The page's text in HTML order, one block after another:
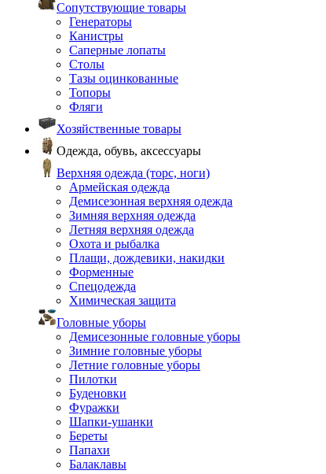
Сопутствующие товары
Генераторы
Канистры
Саперные лопаты
Столы
Тазы оцинкованные
Топоры
Фляги
Хозяйственные товары
Одежда, обувь, аксессуары
Верхняя одежда (торс, ноги)
Армейская одежда
Демисезонная верхняя одежда
Зимняя верхняя одежда
Летняя верхняя одежда
Охота и рыбалка
Плащи, дождевики, накидки
Форменные
Спецодежда
Химическая защита
Головные уборы
Демисезонные головные уборы
Зимние головные уборы
Летние головные уборы
Пилотки
Буденовки
Фуражки
Шапки-ушанки
Береты
Папахи
Балаклавы